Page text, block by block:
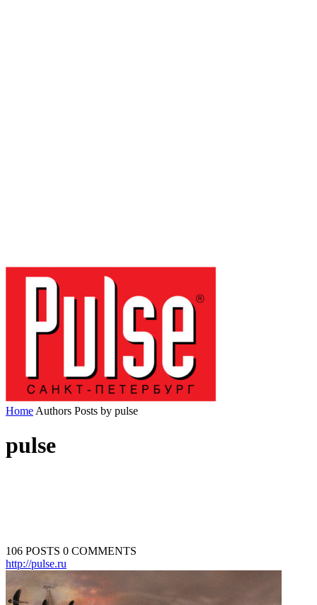
Home Authors Posts by pulse
pulse
106 POSTS 0 COMMENTS
http://pulse.ru